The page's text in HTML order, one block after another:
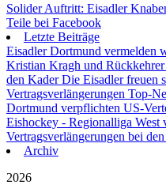
Solider Auftritt: Eisadler
Teile bei Facebook
Letzte Beiträge
Eisadler Dortmund vermelden
Kristian Kragh und
den KaderDie Eisadler freuen
Vertragsverlängerungen Top-
Dortmund verpflichten US-
Eishockey - Regionalliga West
Vertragsverlängerungen bei
Archiv
2026